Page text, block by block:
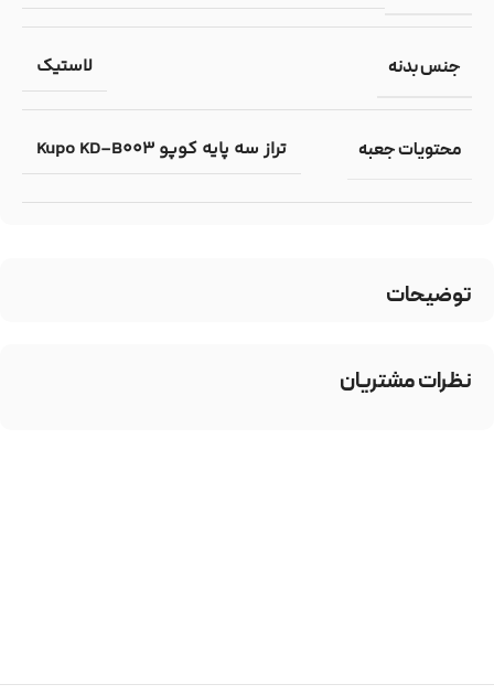
توضیحات
جنس بدنه لاستیک
محتویات جعبه تراز سه پایه کوپو Kupo KD-B003
نظرات مشتریان